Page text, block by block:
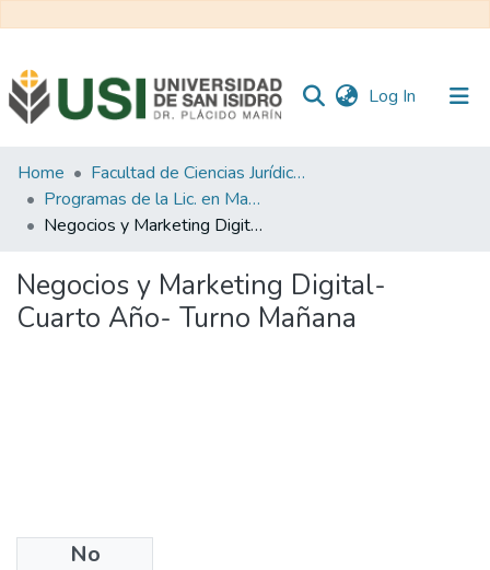
Log In (current)
Communities
&
Collections
Statistics
Home
Facultad de Ciencias Jurídicas y de la Administración
Programas de la Lic. en Marketing
Negocios y Marketing Digital- Cuarto Año- Turno Mañana
Negocios y Marketing Digital-
Cuarto Año- Turno Mañana
No